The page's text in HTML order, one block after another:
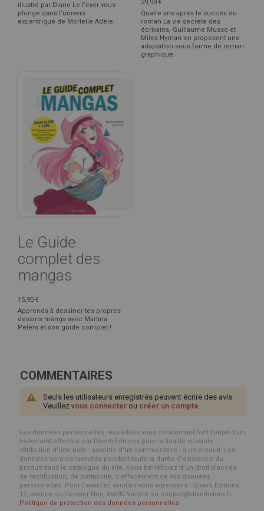
illustré par Diane Le Feyer vous
plonge dans l’univers
excentrique de Mortelle Adèle.
29,90 €
Quatre ans après le succès du
roman La vie secrète des
écrivains, Guillaume Musso et
Miles Hyman en proposent une
adaptation sous forme de roman
graphique.
Le Guide
complet des
mangas
15,90 €
Apprends à dessiner tes propres
dessins manga avec Martina
Peters et son guide complet !
COMMENTAIRES
Seuls les utilisateurs enregistrés peuvent écrire des avis.
Veuillez vous connecter ou créer un compte
Les données personnelles recueillies vous concernant font l’objet d’un
traitement effectué par Diverti Editions pour la finalité suivante :
attribution d'une note - assortie d'un commentaire - à un produit. Les
données sont conservées pendant toute la durée d'existence du
produit dans le catalogue du site. Vous bénéficiez d’un droit d’accès,
de rectification, de portabilité, d’effacement de vos données
personnelles. Pour l’exercer, veuillez vous adresser à : Diverti Editions,
17, avenue du Cerisier Noir, 86530 Naintré ou contact@divertistore.fr.
Politique de protection des données personnelles